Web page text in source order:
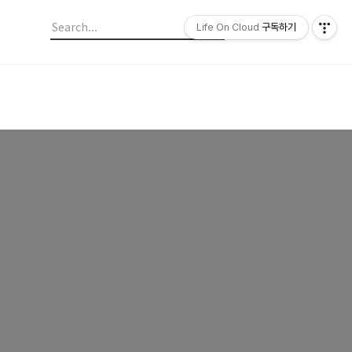
Life On Cloud 구독하기